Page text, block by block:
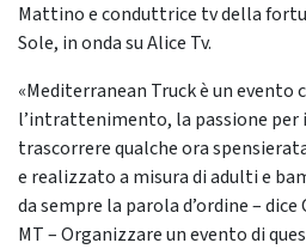
Mattino e conduttrice tv della
Sole, in onda su Alice Tv.
«Mediterranean Truck è un
l’intrattenimento, la passione per
trascorrere qualche ora
e realizzato a misura di adulti e
da sempre la parola d’ordine –
MT – Organizzare un evento di